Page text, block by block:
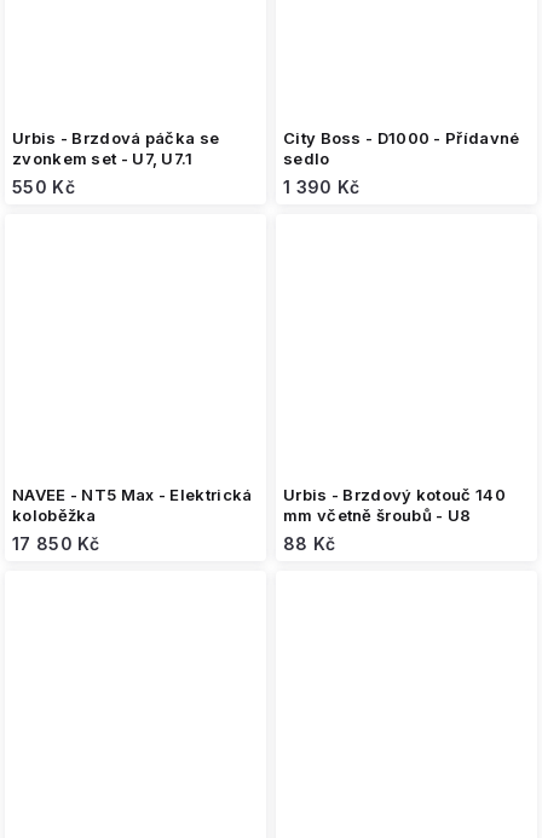
Urbis - Brzdová páčka se
zvonkem set - U7, U7.1
550 Kč
City Boss - D1000 - Přídavné
sedlo
1 390 Kč
NAVEE - NT5 Max - Elektrická
koloběžka
17 850 Kč
Urbis - Brzdový kotouč 140
mm včetně šroubů - U8
88 Kč